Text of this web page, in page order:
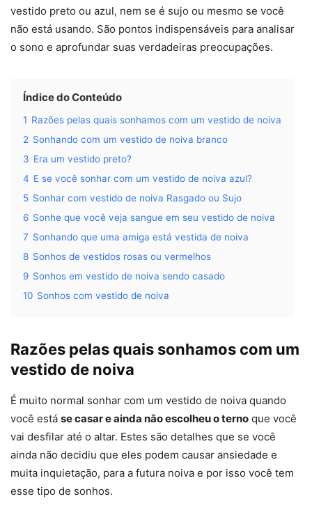
vestido preto ou azul, nem se é sujo ou mesmo se você
não está usando. São pontos indispensáveis para analisar
o sono e aprofundar suas verdadeiras preocupações.
Índice do Conteúdo
1 Razões pelas quais sonhamos com um vestido de noiva
2 Sonhando com um vestido de noiva branco
3 Era um vestido preto?
4 E se você sonhar com um vestido de noiva azul?
5 Sonhar com vestido de noiva Rasgado ou Sujo
6 Sonhe que você veja sangue em seu vestido de noiva
7 Sonhando que uma amiga está vestida de noiva
8 Sonhos de vestidos rosas ou vermelhos
9 Sonhos em vestido de noiva sendo casado
10 Sonhos com vestido de noiva
Razões pelas quais sonhamos com um
vestido de noiva
É muito normal sonhar com um vestido de noiva quando
você está se casar e ainda não escolheu o terno que você
vai desfilar até o altar. Estes são detalhes que se você
ainda não decidiu que eles podem causar ansiedade e
muita inquietação, para a futura noiva e por isso você tem
esse tipo de sonhos.